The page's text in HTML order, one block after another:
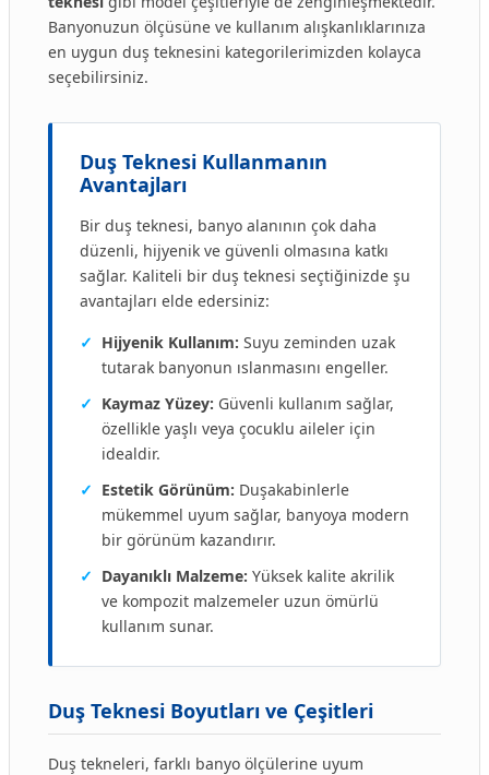
Banyonuzun ölçüsüne ve kullanım alışkanlıklarınıza
en uygun duş teknesini kategorilerimizden kolayca
seçebilirsiniz.
Duş Teknesi Kullanmanın
Avantajları
Bir duş teknesi, banyo alanının çok daha
düzenli, hijyenik ve güvenli olmasına katkı
sağlar. Kaliteli bir duş teknesi seçtiğinizde şu
avantajları elde edersiniz:
✓ Hijyenik Kullanım: Suyu zeminden uzak
tutarak banyonun ıslanmasını engeller.
✓ Kaymaz Yüzey: Güvenli kullanım sağlar,
özellikle yaşlı veya çocuklu aileler için
idealdir.
✓ Estetik Görünüm: Duşakabinlerle
mükemmel uyum sağlar, banyoya modern
bir görünüm kazandırır.
✓ Dayanıklı Malzeme: Yüksek kalite akrilik
ve kompozit malzemeler uzun ömürlü
kullanım sunar.
Duş Teknesi Boyutları ve Çeşitleri
Duş tekneleri, farklı banyo ölçülerine uyum